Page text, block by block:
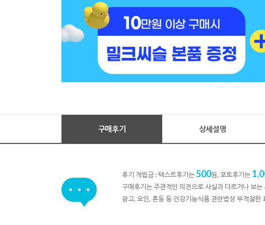
구매후기 상세설명
후기 적립금 : 텍스트후기는500원, 포토후기는
구매후기는 주관적인 의견으로 사실과 다르거나 보
광고, 오인, 혼동 등 건강기능식품 관련법상 부적절